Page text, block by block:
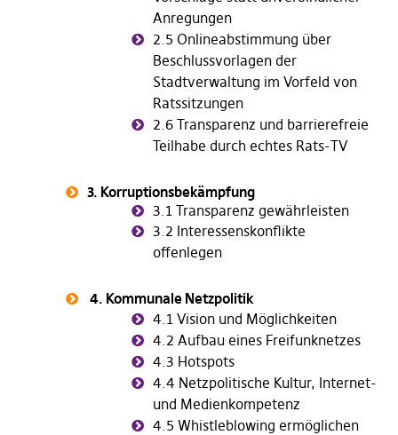
Anregungen
2.5 Onlineabstimmung über
Beschlussvorlagen der
Stadtverwaltung im Vorfeld von
Ratssitzungen
2.6 Transparenz und barrierefreie
Teilhabe durch echtes Rats-TV
3. Korruptionsbekämpfung
3.1 Transparenz gewährleisten
3.2 Interessenskonflikte
offenlegen
4. Kommunale Netzpolitik
4.1 Vision und Möglichkeiten
4.2 Aufbau eines Freifunknetzes
4.3 Hotspots
4.4 Netzpolitische Kultur, Internet-
und Medienkompetenz
4.5 Whistleblowing ermöglichen